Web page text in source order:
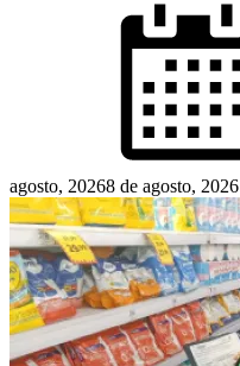
agosto, 20268 de agosto, 2026